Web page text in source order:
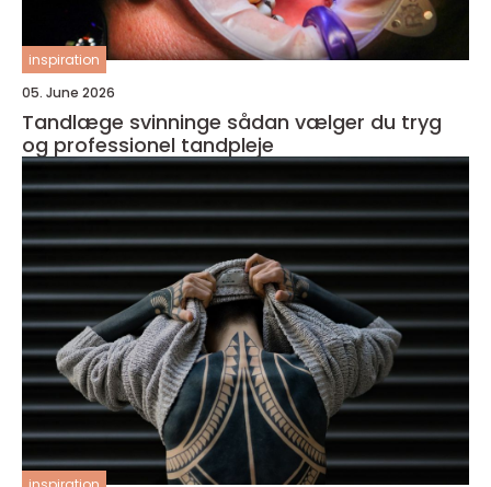
inspiration
05. June 2026
Tandlæge svinninge sådan vælger du tryg
og professionel tandpleje